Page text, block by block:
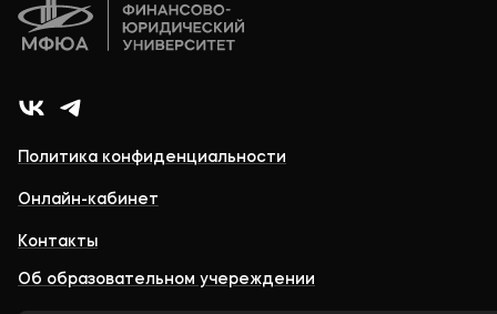
Политика конфиденциальности
Онлайн-кабинет
Контакты
Об образовательном учереждении